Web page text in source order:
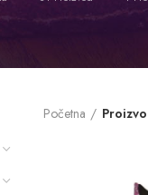
Početna